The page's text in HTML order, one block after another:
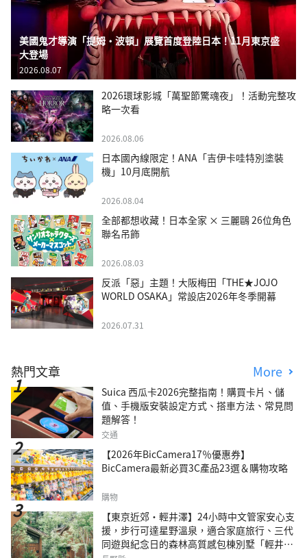
美國鬼才導演「提姆・波頓」展覽首度登陸日本！11月東京盛
大登場
2026.08.07
2026環球影城「萬聖節驚魂夜」！活動完整攻
略一次看
2026.08.06
日本國內線限定！ANA「吉伊卡哇特別塗裝
機」10月底開航
2026.08.04
全部都想收藏！日本全家 × 三麗鷗 26位角色
聯名吊飾
2026.08.03
反派「惡」主題！大阪梅田「THE★JOJO
WORLD OSAKA」常設店2026年冬季開幕
2026.07.31
熱門文章 More
Suica 西瓜卡2026完整指南！購買卡片、儲
值、手機版安裝設定方式、搭車方法、常見問
題解答！
交通
【2026年BicCamera17％優惠券】
BicCamera最新必買3C產品23選＆購物攻略
購物
【東京近郊・輕井澤】24小時中文管家安心支
援，步行可達星野溫泉，適合家庭旅行、三代
同遊與紀念日的森林高質感包棟別墅「輕井澤